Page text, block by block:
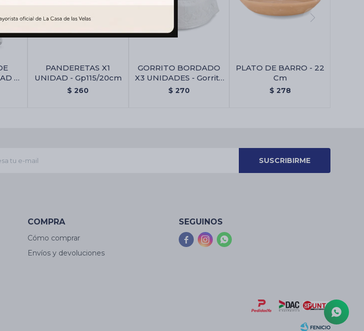
-
PANDERETAS X1
UNIDAD - Gp115/20cm
$ 260
GORRITO BORDADO
X3 UNIDADES - Gorrito
Bordado X3 Unidades
$ 270
PLATO DE BARRO - 22
Cm
$ 278
SUSCRIBIRME
COMPRA
Cómo comprar
Envíos y devoluciones
SEGUINOS
  